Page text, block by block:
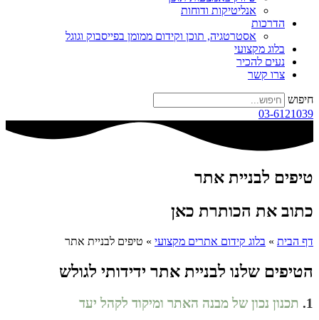
אנליטיקות ודוחות
הדרכות
אסטרטגיה, תוכן וקידום ממומן בפייסבוק וגוגל
בלוג מקצועי
נעים להכיר
צרו קשר
חיפוש
03-6121039
טיפים לבניית אתר
כתוב את הכותרת כאן
דף הבית » בלוג קידום אתרים מקצועי » טיפים לבניית אתר
הטיפים שלנו לבניית אתר ידידותי לגולש
1. תכנון נכון של מבנה האתר ומיקוד לקהל יעד